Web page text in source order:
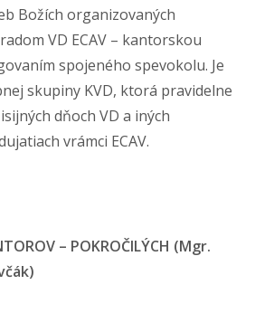
Božích organizovaných
VD ECAV – kantorskou
spojeného spevokolu. Je
skupiny KVD, ktorá pravidelne
dňoch VD a iných
vrámci ECAV.
– POKROČILÝCH (Mgr.